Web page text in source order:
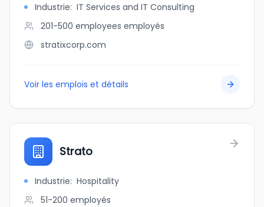
Industrie: IT Services and IT Consulting
201-500 employees employés
stratixcorp.com
Voir les emplois et détails
Strato
Industrie: Hospitality
51-200 employés